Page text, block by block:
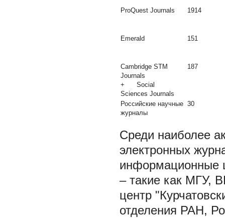
ProQuest Journals 1914
Emerald 151
Cambridge STM
Journals
+ Social
Sciences Journals
187
Российские научные
журналы
30
Среди наиболее
электронных
информационные
– такие как МГУ,
центр
отделения РАН,